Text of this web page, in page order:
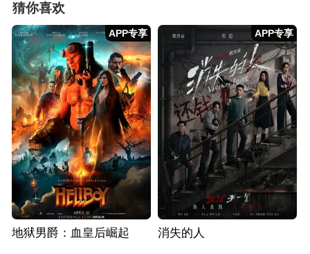
猜你喜欢
APP专享
地狱男爵：血皇后崛起
APP专享
消失的人